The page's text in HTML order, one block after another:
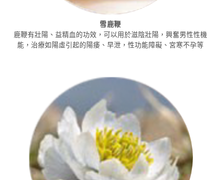
雪鹿鞭
鹿鞭有壯陽、益精血的功效，可以用於滋陰壯陽，興奮男性性機
能，治療如陽虛引起的陽痿、早泄，性功能障礙、宮寒不孕等